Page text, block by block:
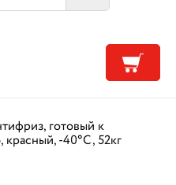
готовый к
-40°С, 52кг